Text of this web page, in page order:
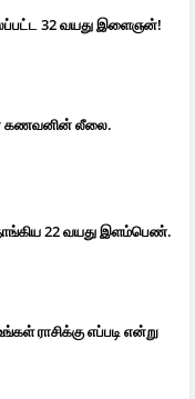
32 வயது இளைஞன்!
கணவனின் லீலை.
22 வயது இளம்பெண்.
ராசிக்கு எப்படி என்று